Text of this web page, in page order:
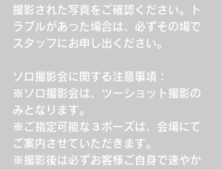
撮影された写真をご確認ください。ト
ラブルがあった場合は、必ずその場で
スタッフにお申し出ください。
ソロ撮影会に関する注意事項：
※ソロ撮影会は、ツーショット撮影の
みとなります。
※ご指定可能な３ポーズは、会場にて
ご案内させていただきます。
※撮影後は必ずお客様ご自身で速やか